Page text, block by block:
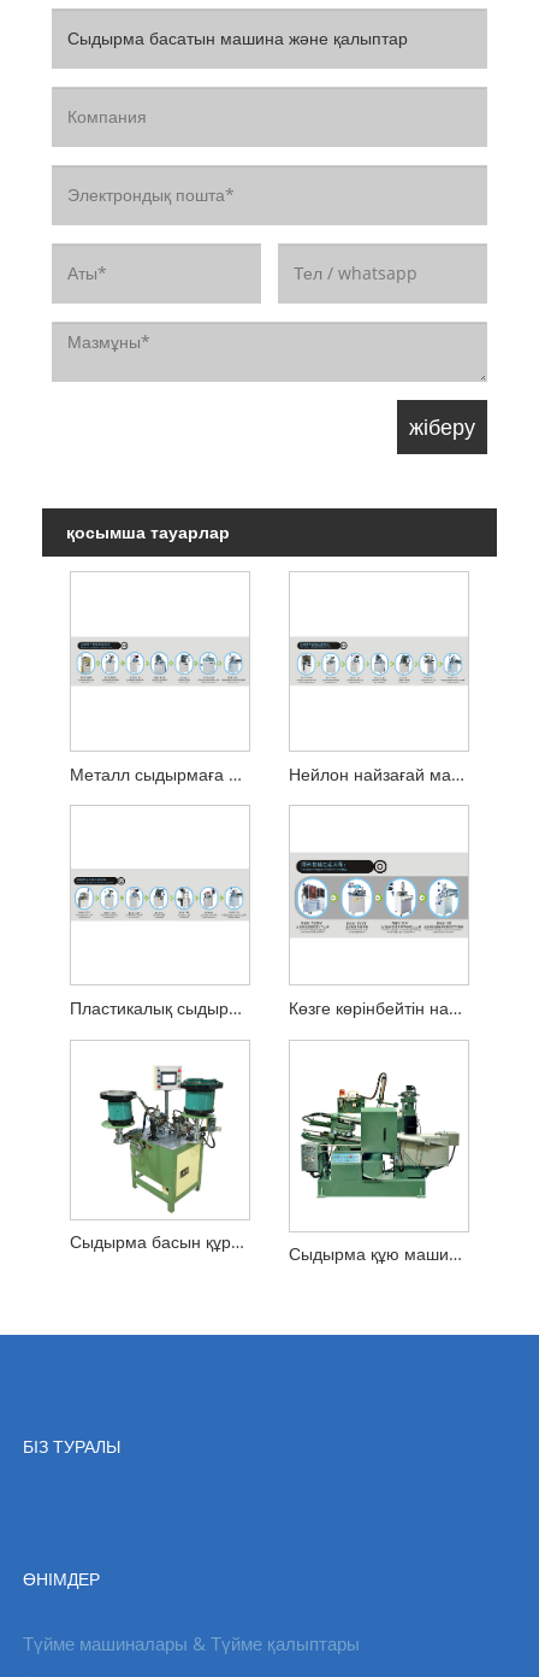
қосымша тауарлар
Металл сыдырмаға арналған машина жабдығы Нейлон найзағай машинасының жабдығы
Пластикалық сыдырмаға арналған машина жабдығы Көзге көрінбейтін найзағай жабдығы
Сыдырма басын құрастыру машинасы
Сыдырма құю машинасы және қалыптары
БІЗ ТУРАЛЫ
ӨНІМДЕР
Түйме машиналары & Түйме қалыптары